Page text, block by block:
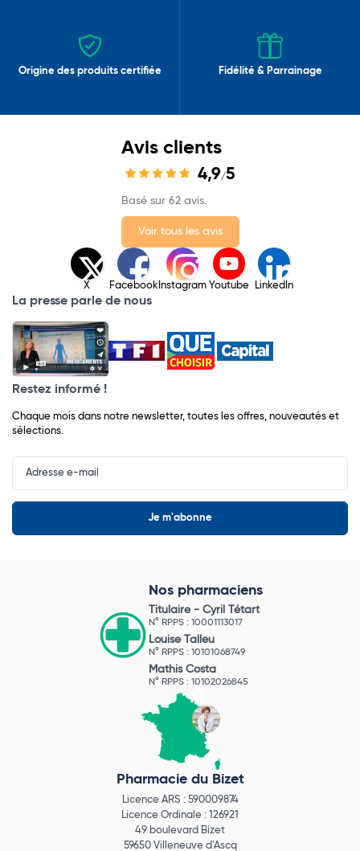
Origine des produits certifiée Fidélité & Parrainage
Avis clients
4,9/5
Basé sur 62 avis.
Voir tous les avis
X Facebook Instagram Youtube LinkedIn
La presse parle de nous
Restez informé !
Chaque mois dans notre newsletter, toutes les offres, nouveautés et
sélections.
Input
Newsletter
Nos pharmaciens
Titulaire - Cyril Tétart
N° RPPS : 10001113017
Louise Talleu
N° RPPS : 10101068749
Mathis Costa
N° RPPS : 10102026845
Pharmacie du Bizet
Licence ARS : 590009874
Licence Ordinale : 126921
49 boulevard Bizet
59650 Villeneuve d'Ascq